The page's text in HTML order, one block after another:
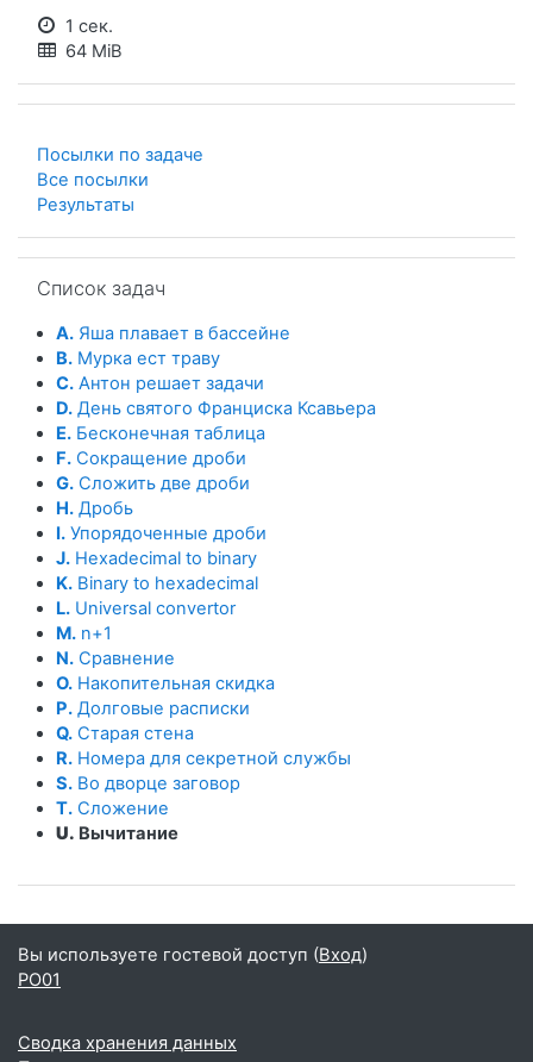
1 сек.
64 MiB
Посылки по задаче
Все посылки
Результаты
Список задач
A. Яша плавает в бассейне
B. Мурка ест траву
C. Антон решает задачи
D. День святого Франциска Ксавьера
E. Бесконечная таблица
F. Сокращение дроби
G. Сложить две дроби
H. Дробь
I. Упорядоченные дроби
J. Hexadecimal to binary
K. Binary to hexadecimal
L. Universal convertor
M. n+1
N. Сравнение
O. Накопительная скидка
P. Долговые расписки
Q. Старая стена
R. Номера для секретной службы
S. Во дворце заговор
T. Сложение
U. Вычитание
Вы используете гостевой доступ (Вход)
PO01
Сводка хранения данных